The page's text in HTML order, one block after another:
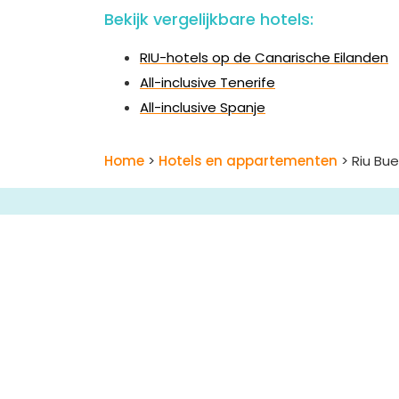
Bekijk vergelijkbare hotels:
RIU-hotels op de Canarische Eilanden
All-inclusive Tenerife
All-inclusive Spanje
Home > Hotels en appartementen > Riu